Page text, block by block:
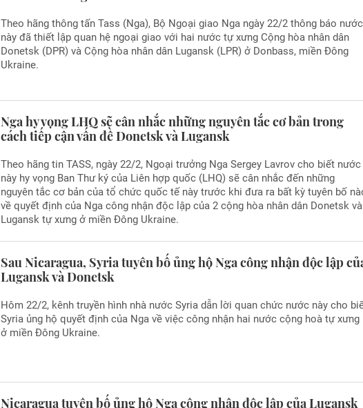
Theo hãng thông tấn Tass (Nga), Bộ Ngoại giao Nga ngày 22/2 thông báo nước
này đã thiết lập quan hệ ngoại giao với hai nước tự xưng Cộng hòa nhân dân
Donetsk (DPR) và Cộng hòa nhân dân Lugansk (LPR) ở Donbass, miền Đông
Ukraine.
Nga hy vọng LHQ sẽ cân nhắc những nguyên tắc cơ bản trong
cách tiếp cận vấn đề Donetsk và Lugansk
Theo hãng tin TASS, ngày 22/2, Ngoại trưởng Nga Sergey Lavrov cho biết nước
này hy vọng Ban Thư ký của Liên hợp quốc (LHQ) sẽ cân nhắc đến những
nguyên tắc cơ bản của tổ chức quốc tế này trước khi đưa ra bất kỳ tuyên bố
về quyết định của Nga công nhận độc lập của 2 cộng hòa nhân dân Donetsk và
Lugansk tự xưng ở miền Đông Ukraine.
Sau Nicaragua, Syria tuyên bố ủng hộ Nga công nhận độc lập
Lugansk và Donetsk
Hôm 22/2, kênh truyền hình nhà nước Syria dẫn lời quan chức nước này cho
Syria ủng hộ quyết định của Nga về việc công nhận hai nước cộng hoà tự xưng
ở miền Đông Ukraine.
Nicaragua tuyên bố ủng hộ Nga công nhận độc lập của Lugansk